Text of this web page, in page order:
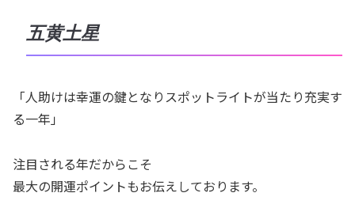
五黄土星
「人助けは幸運の鍵となりスポットライトが当たり充実す
る一年」
注目される年だからこそ
最大の開運ポイントもお伝えしております。